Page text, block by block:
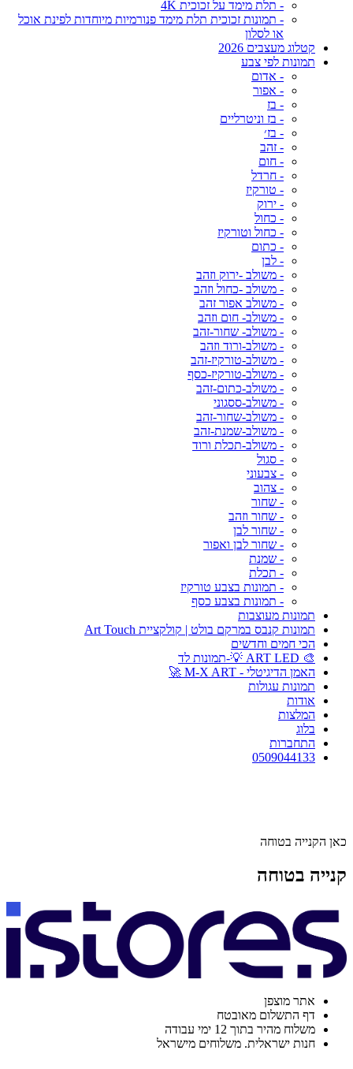
- תלת מימד על זכוכית 4K
- תמונות זכוכית תלת מימד פנורמיות מיוחדות לפינת אוכל
או לסלון
קטלוג מעצבים 2026
תמונות לפי צבע
- אדום
- אפור
- בז
- בז וניטרליים
- בז׳
- זהב
- חום
- חרדל
- טורקיז
- ירוק
- כחול
- כחול וטורקיז
- כתום
- לבן
- משולב -ירוק וזהב
- משולב -כחול וזהב
- משולב אפור זהב
- משולב- חום וזהב
- משולב- שחור-זהב
- משולב-ורוד וזהב
- משולב-טורקיז-זהב
- משולב-טורקיז-כסף
- משולב-כתום-זהב
- משולב-ססגוני
- משולב-שחור-זהב
- משולב-שמנת-זהב
- משולב-תכלת ורוד
- סגול
- צבעוני
- צהוב
- שחור
- שחור וזהב
- שחור לבן
- שחור לבן ואפור
- שמנת
- תכלת
- תמונות בצבע טורקיז
- תמונות בצבע כסף
תמונות מעוצבות
תמונות קנבס במרקם בולט | קולקציית Art Touch
הכי חמים וחדשים
🎨 ART LED 💡-תמונות לד
האמן הדיגיטלי - M-X ART 🚀
תמונות עגולות
אודות
המלצות
בלוג
התחברות
0509044133
כאן הקנייה בטוחה
קנייה בטוחה
אתר מוצפן
דף התשלום מאובטח
משלוח מהיר בתוך 12 ימי עבודה
חנות ישראלית. משלוחים מישראל